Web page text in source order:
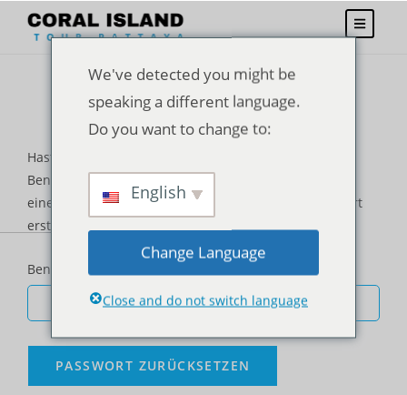
Hast du dein Passwort vergessen? Bitte gib deinen
Benutzernamen oder E-Mail-Adresse ein. Du erhältst
einen Link per E-Mail, womit du dir ein neues Passwort
erstellen kannst.
Benutzername oder E-Mail-Adresse *
PASSWORT ZURÜCKSETZEN
We've detected you might be
speaking a different language.
Do you want to change to:
English
Change Language
Close and do not switch language